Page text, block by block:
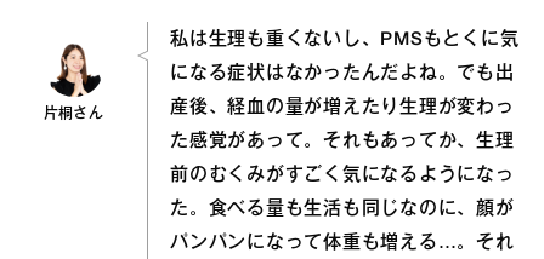
片桐さん
私は生理も重くないし、PMSもとくに気
になる症状はなかったんだよね。でも出
産後、経血の量が増えたり生理が変わっ
た感覚があって。それもあってか、生理
前のむくみがすごく気になるようになっ
た。食べる量も生活も同じなのに、顔が
パンパンになって体重も増える…。それ